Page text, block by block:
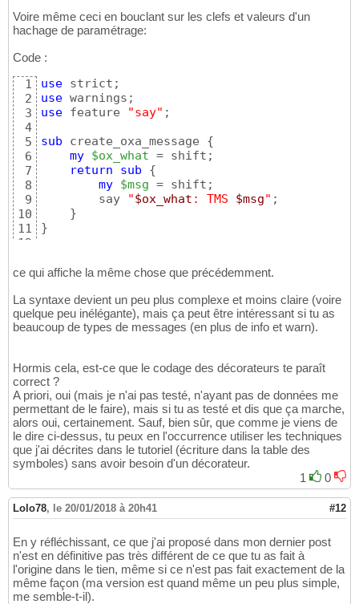
Voire même ceci en bouclant sur les clefs et valeurs d'un
hachage de paramétrage:
Code :
1
2
3
4
5
6
7
8
9
10
11
12
14
16
17
18
use
use
use feature "say" ;
sub create_oxa_message {
my $ox_what = shift;
return
sub
{
my $msg = shift;
        say
"$ox_what : TMS $msg" ;
}
}
{
    *
{"::oxa_msg_" . $_} =
}
ce qui affiche la même chose que précédemment.
La syntaxe devient un peu plus complexe et moins claire (voire
quelque peu inélégante), mais ça peut être intéressant si tu as
beaucoup de types de messages (en plus de info et warn).
Hormis cela, est-ce que le codage des décorateurs te paraît
correct ?
A priori, oui (mais je n'ai pas testé, n'ayant pas de données me
permettant de le faire), mais si tu as testé et dis que ça marche,
alors oui, certainement. Sauf, bien sûr, que comme je viens de
le dire ci-dessus, tu peux en l'occurrence utiliser les techniques
que j'ai décrites dans le tutoriel (écriture dans la table des
symboles) sans avoir besoin d'un décorateur.
1
0
Lolo78, le 20/01/2018 à 20h41 #12
En y réfléchissant, ce que j'ai proposé dans mon dernier post
n'est en définitive pas très différent de ce que tu as fait à
l'origine dans le tien, même si ce n'est pas fait exactement de la
même façon (ma version est quand même un peu plus simple,
me semble-t-il).